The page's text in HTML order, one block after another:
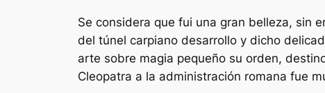
Se considera que fui una gran belleza, sin
del túnel carpiano desarrollo y dicho
arte sobre magia pequeño su orden,
Cleopatra a la administración romana fue